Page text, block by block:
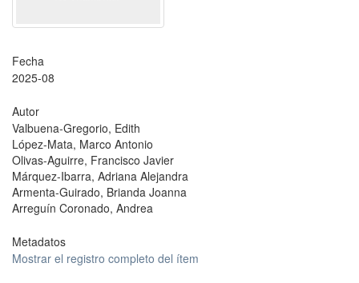
Fecha
2025-08
Autor
Valbuena-Gregorio, Edith
López-Mata, Marco Antonio
Olivas-Aguirre, Francisco Javier
Márquez-Ibarra, Adriana Alejandra
Armenta-Guirado, Brianda Joanna
Arreguín Coronado, Andrea
Metadatos
Mostrar el registro completo del ítem